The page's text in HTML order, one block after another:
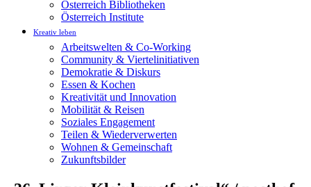
Österreich Bibliotheken
Österreich Institute
Kreativ leben
Arbeitswelten & Co-Working
Community & Viertelinitiativen
Demokratie & Diskurs
Essen & Kochen
Kreativität und Innovation
Mobilität & Reisen
Soziales Engagement
Teilen & Wiederverwerten
Wohnen & Gemeinschaft
Zukunftsbilder